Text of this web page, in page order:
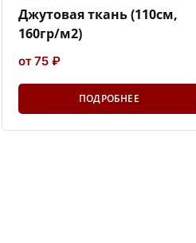
Джутовая ткань (110см,
160гр/м2)
от 75 ₽
ПОДРОБНЕЕ